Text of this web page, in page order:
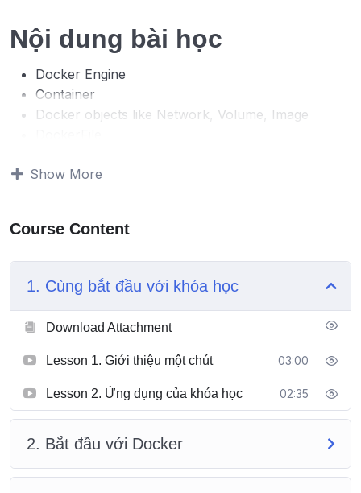
Nội dung bài học
Docker Engine
Container
Docker objects like Network, Volume, Image
Docker Swarm
Kubernetes Cluster
Show More
Course Content
1. Cùng bắt đầu với khóa học
Download Attachment
Lesson 1. Giới thiệu một chút 03:00
Lesson 2. Ứng dụng của khóa học 02:35
2. Bắt đầu với Docker